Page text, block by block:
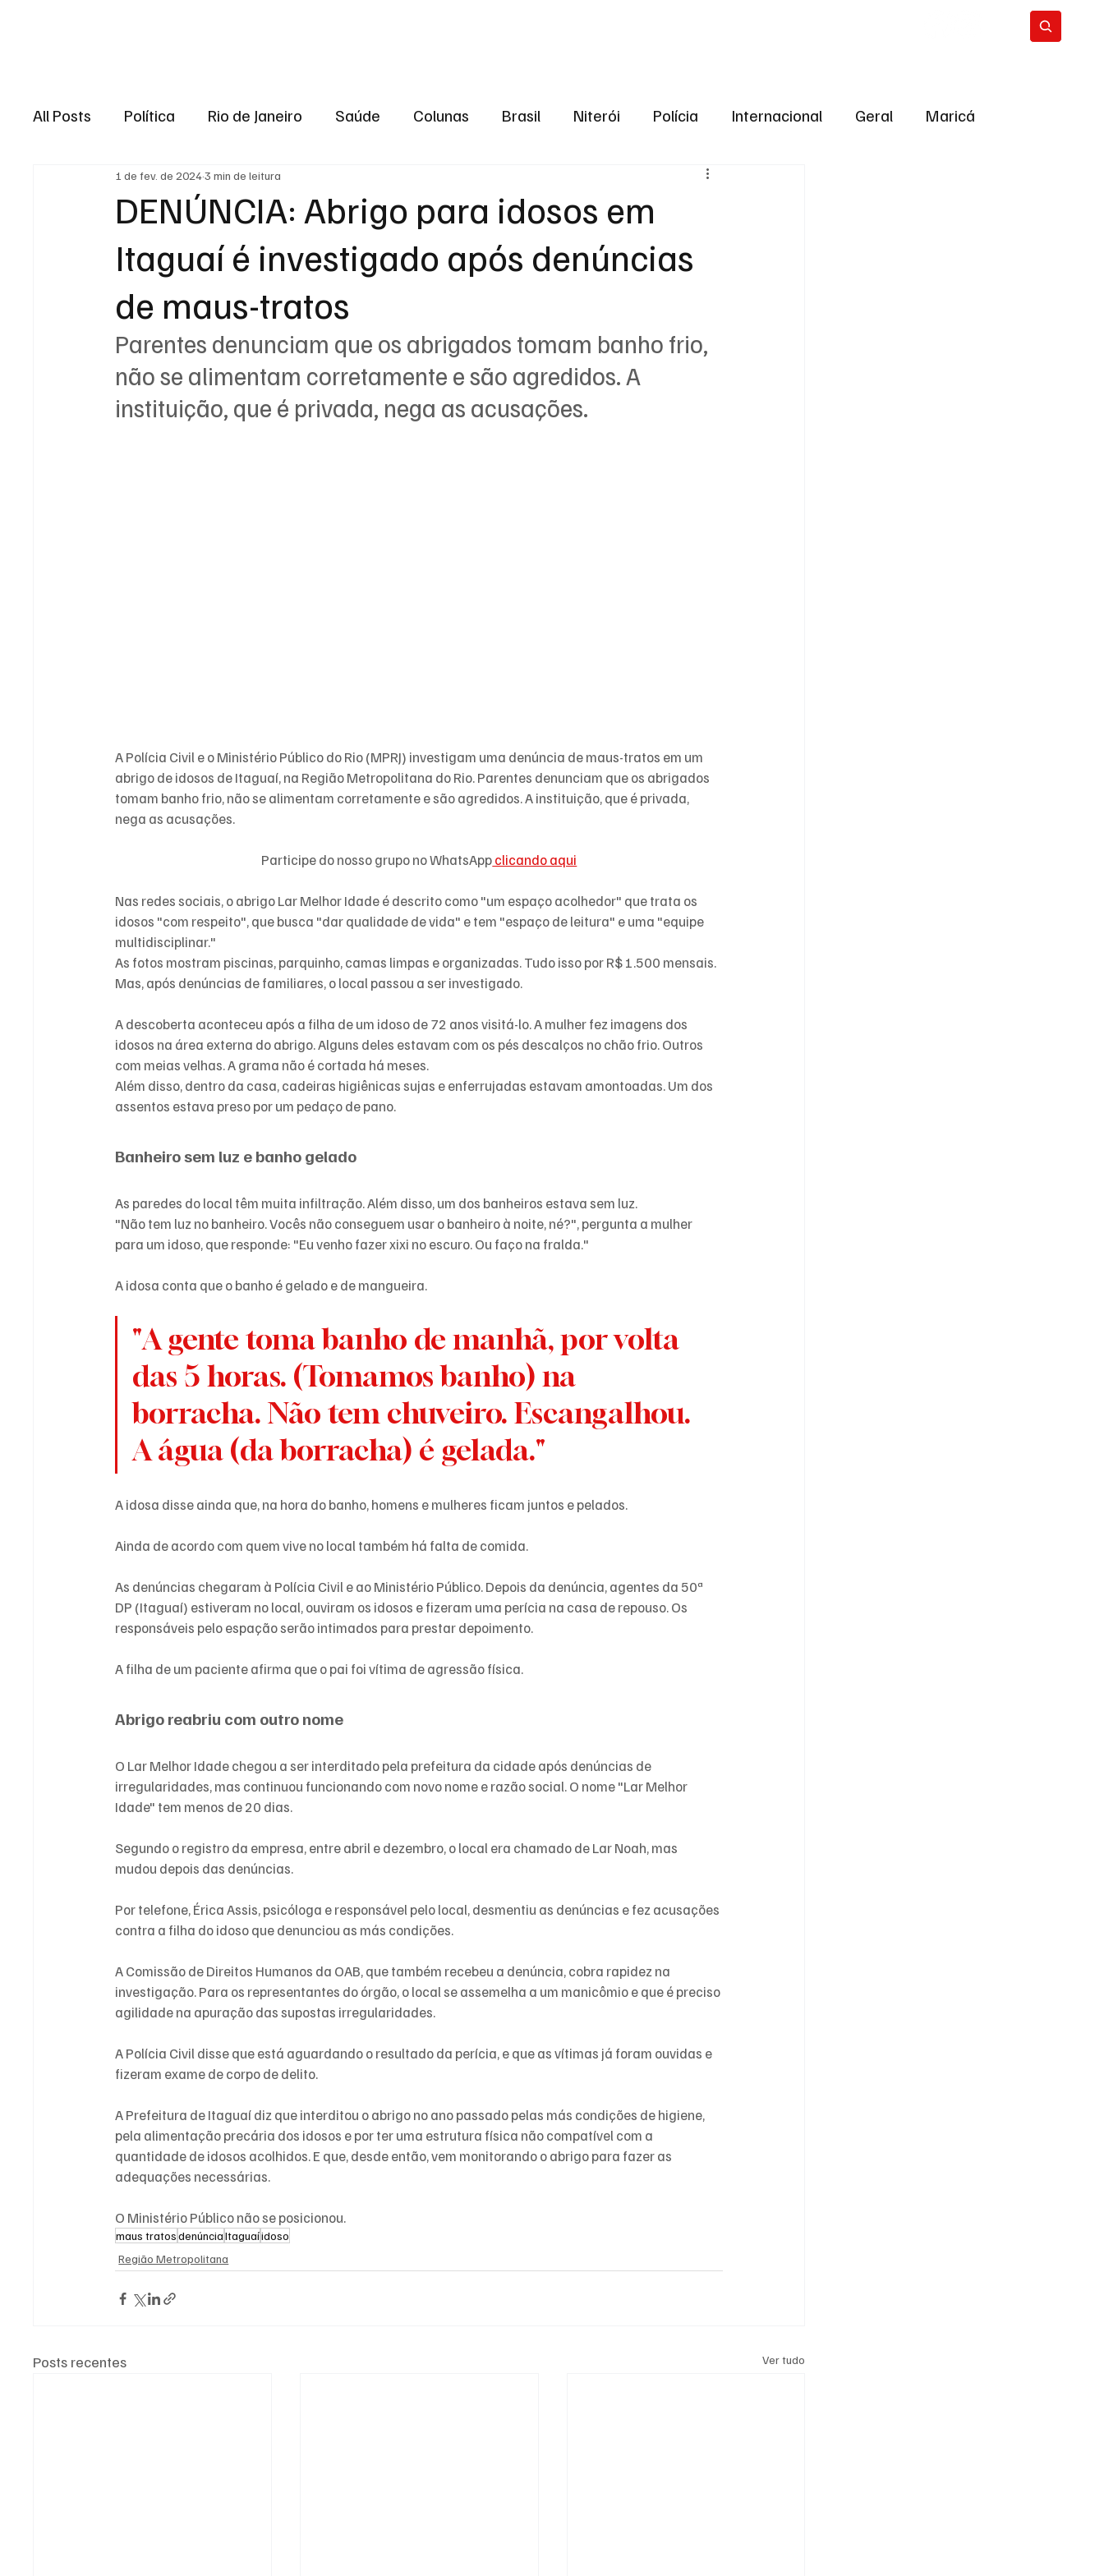
All Posts Política Rio de Janeiro Saúde Colunas Brasil Niterói Polícia Internacional Geral Maricá
Região dos lagos Baixada Fluminense Região Metropolitana
Esporte Niterói Zona Oeste Região serrana Economia Zona Norte
Entretenimento Serviço Eleições 2024
DENÚNCIA: Abrigo para idosos em
Itaguaí é investigado após denúncias
de maus-tratos
1 de fev. de 20243 min de leitura
Parentes denunciam que os abrigados tomam banho frio,
não se alimentam corretamente e são agredidos. A
instituição, que é privada, nega as acusações.
A Polícia Civil e o Ministério Público do Rio (MPRJ) investigam uma denúncia de maus-tratos em um
abrigo de idosos de Itaguaí, na Região Metropolitana do Rio. Parentes denunciam que os abrigados
tomam banho frio, não se alimentam corretamente e são agredidos. A instituição, que é privada,
nega as acusações.
Participe do nosso grupo no WhatsApp clicando aqui
Nas redes sociais, o abrigo Lar Melhor Idade é descrito como "um espaço acolhedor" que trata os
idosos "com respeito", que busca "dar qualidade de vida" e tem "espaço de leitura" e uma "equipe
multidisciplinar."
As fotos mostram piscinas, parquinho, camas limpas e organizadas. Tudo isso por R$ 1.500 mensais.
Mas, após denúncias de familiares, o local passou a ser investigado.
A descoberta aconteceu após a filha de um idoso de 72 anos visitá-lo. A mulher fez imagens dos
idosos na área externa do abrigo. Alguns deles estavam com os pés descalços no chão frio. Outros
com meias velhas. A grama não é cortada há meses.
Além disso, dentro da casa, cadeiras higiênicas sujas e enferrujadas estavam amontoadas. Um dos
assentos estava preso por um pedaço de pano.
Banheiro sem luz e banho gelado
As paredes do local têm muita infiltração. Além disso, um dos banheiros estava sem luz.
"Não tem luz no banheiro. Vocês não conseguem usar o banheiro à noite, né?", pergunta a mulher
para um idoso, que responde: "Eu venho fazer xixi no escuro. Ou faço na fralda."
A idosa conta que o banho é gelado e de mangueira.
"A gente toma banho de manhã, por volta
das 5 horas. (Tomamos banho) na
borracha. Não tem chuveiro. Escangalhou.
A água (da borracha) é gelada."
A idosa disse ainda que, na hora do banho, homens e mulheres ficam juntos e pelados.
Ainda de acordo com quem vive no local também há falta de comida.
As denúncias chegaram à Polícia Civil e ao Ministério Público. Depois da denúncia, agentes da 50ª
DP (Itaguaí) estiveram no local, ouviram os idosos e fizeram uma perícia na casa de repouso. Os
responsáveis pelo espação serão intimados para prestar depoimento.
A filha de um paciente afirma que o pai foi vítima de agressão física.
Abrigo reabriu com outro nome
O Lar Melhor Idade chegou a ser interditado pela prefeitura da cidade após denúncias de
irregularidades, mas continuou funcionando com novo nome e razão social. O nome "Lar Melhor
Idade" tem menos de 20 dias.
Segundo o registro da empresa, entre abril e dezembro, o local era chamado de Lar Noah, mas
mudou depois das denúncias.
Por telefone, Érica Assis, psicóloga e responsável pelo local, desmentiu as denúncias e fez acusações
contra a filha do idoso que denunciou as más condições.
A Comissão de Direitos Humanos da OAB, que também recebeu a denúncia, cobra rapidez na
investigação. Para os representantes do órgão, o local se assemelha a um manicômio e que é preciso
agilidade na apuração das supostas irregularidades.
A Polícia Civil disse que está aguardando o resultado da perícia, e que as vítimas já foram ouvidas e
fizeram exame de corpo de delito.
A Prefeitura de Itaguaí diz que interditou o abrigo no ano passado pelas más condições de higiene,
pela alimentação precária dos idosos e por ter uma estrutura física não compatível com a
quantidade de idosos acolhidos. E que, desde então, vem monitorando o abrigo para fazer as
adequações necessárias.
O Ministério Público não se posicionou.
maus tratosdenúnciaItaguaíidoso
Região Metropolitana
Posts recentes Ver tudo